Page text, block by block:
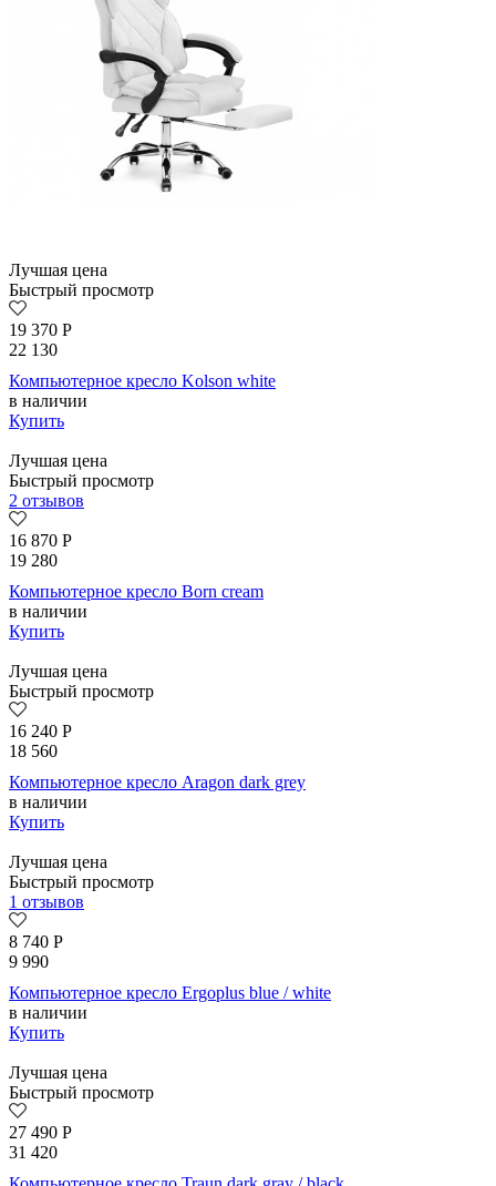
Лучшая цена
Быстрый просмотр
19 370 Р
22 130
Компьютерное кресло Kolson whitе
в наличии
Купить
Лучшая цена
Быстрый просмотр
2 отзывов
16 870 Р
19 280
Компьютерное кресло Born сream
в наличии
Купить
Лучшая цена
Быстрый просмотр
16 240 Р
18 560
Компьютерное кресло Aragon dark grey
в наличии
Купить
Лучшая цена
Быстрый просмотр
1 отзывов
8 740 Р
9 990
Компьютерное кресло Ergoplus blue / white
в наличии
Купить
Лучшая цена
Быстрый просмотр
27 490 Р
31 420